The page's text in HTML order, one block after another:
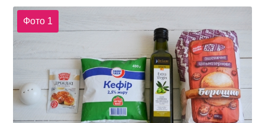
Фото 1